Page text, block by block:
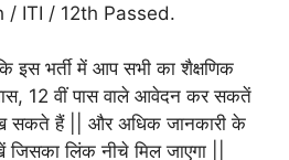
/ ITI / 12th Passed.
इस भर्ती में आप सभी का शैक्षणिक
12 वीं पास वाले आवेदन कर सकतें
सकते हैं || और अधिक जानकारी के
लिंक नीचे मिल जाएगा ||